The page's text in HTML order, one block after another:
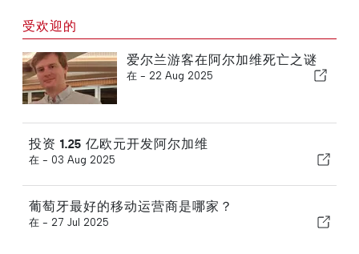
受欢迎的
爱尔兰游客在阿尔加维死亡之谜
在 - 22 Aug 2025
投资 1.25 亿欧元开发阿尔加维
在 - 03 Aug 2025
葡萄牙最好的移动运营商是哪家？
在 - 27 Jul 2025